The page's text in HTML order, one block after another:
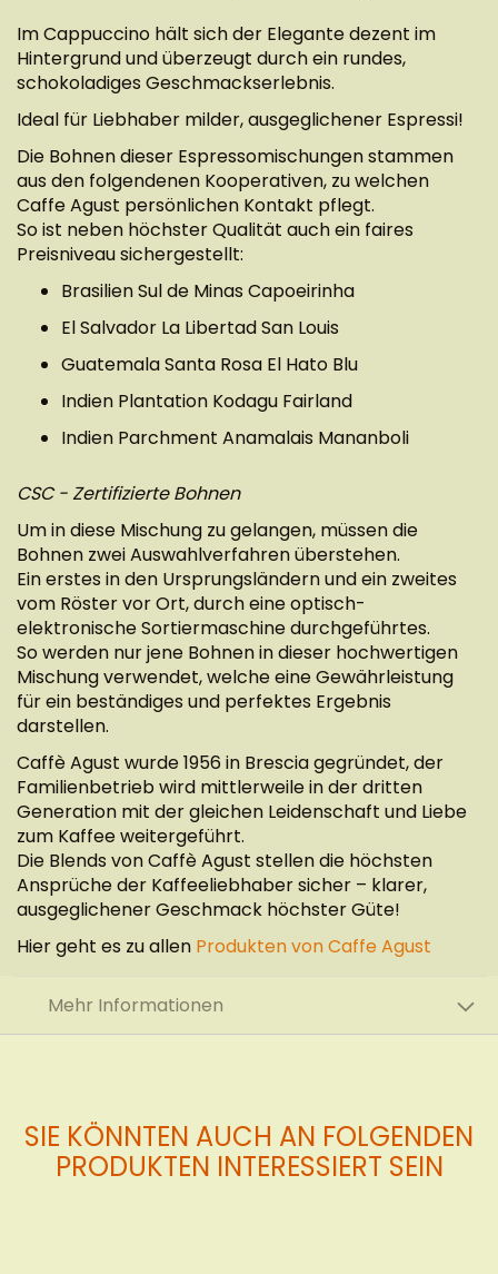
Im Cappuccino hält sich der Elegante dezent im
Hintergrund und überzeugt durch ein rundes,
schokoladiges Geschmackserlebnis.
Ideal für Liebhaber milder, ausgeglichener Espressi!
Die Bohnen dieser Espressomischungen stammen
aus den folgendenen Kooperativen, zu welchen
Caffe Agust persönlichen Kontakt pflegt.
So ist neben höchster Qualität auch ein faires
Preisniveau sichergestellt:
Brasilien Sul de Minas Capoeirinha
El Salvador La Libertad San Louis
Guatemala Santa Rosa El Hato Blu
Indien Plantation Kodagu Fairland
Indien Parchment Anamalais Mananboli
CSC - Zertifizierte Bohnen
Um in diese Mischung zu gelangen, müssen die
Bohnen zwei Auswahlverfahren überstehen.
Ein erstes in den Ursprungsländern und ein zweites
vom Röster vor Ort, durch eine optisch-
elektronische Sortiermaschine durchgeführtes.
So werden nur jene Bohnen in dieser hochwertigen
Mischung verwendet, welche eine Gewährleistung
für ein beständiges und perfektes Ergebnis
darstellen.
Caffè Agust wurde 1956 in Brescia gegründet, der
Familienbetrieb wird mittlerweile in der dritten
Generation mit der gleichen Leidenschaft und Liebe
zum Kaffee weitergeführt.
Die Blends von Caffè Agust stellen die höchsten
Ansprüche der Kaffeeliebhaber sicher – klarer,
ausgeglichener Geschmack höchster Güte!
Hier geht es zu allen Produkten von Caffe Agust
Mehr Informationen
SIE KÖNNTEN AUCH AN FOLGENDEN
PRODUKTEN INTERESSIERT SEIN